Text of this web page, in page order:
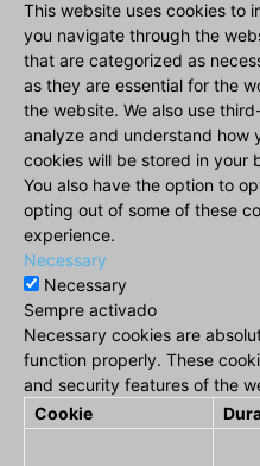
This website uses cookies to
you navigate through the
that are categorized as
as they are essential for the
the website. We also use
analyze and understand how
cookies will be stored in your
You also have the option to
opting out of some of these
experience.
Necessary
Necessary
Sempre activado
Necessary cookies are
function properly. These
and security features of the
Cookie